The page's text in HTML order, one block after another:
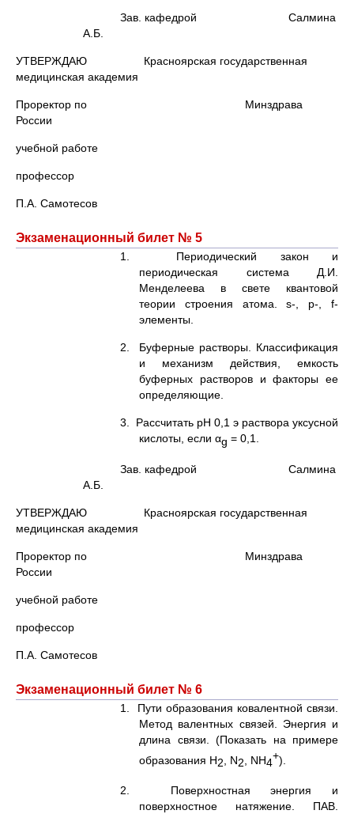
Зав. кафедрой Салмина
А.Б.
УТВЕРЖДАЮ Красноярская государственная
медицинская академия
Проректор по Минздрава
России
учебной работе
профессор
П.А. Самотесов
Экзаменационный билет № 5
1. Периодический закон и
периодическая система Д.И.
Менделеева в свете квантовой
теории строения атома. s-, p-, f-
элементы.
2. Буферные растворы. Классификация
и механизм действия, емкость
буферных растворов и факторы ее
определяющие.
3. Рассчитать рН 0,1 э раствора уксусной
кислоты, если αg = 0,1.
Зав. кафедрой Салмина
А.Б.
УТВЕРЖДАЮ Красноярская государственная
медицинская академия
Проректор по Минздрава
России
учебной работе
профессор
П.А. Самотесов
Экзаменационный билет № 6
1. Пути образования ковалентной связи.
Метод валентных связей. Энергия и
длина связи. (Показать на примере
образования Н2 , N2 , NH4
+).
2. Поверхностная энергия и
поверхностное натяжение. ПАВ.